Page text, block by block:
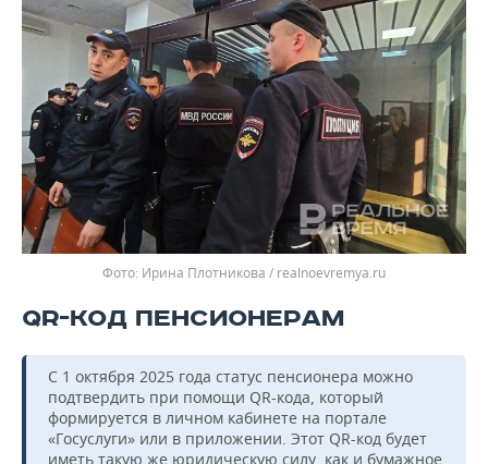
Ирина Плотникова / realnoevremya.ru
QR-КОД ПЕНСИОНЕРАМ
С 1 октября 2025 года статус пенсионера можно
подтвердить при помощи QR-кода, который
формируется в личном кабинете на портале
«Госуслуги» или в приложении. Этот QR-код будет
иметь такую же юридическую силу, как и бумажное